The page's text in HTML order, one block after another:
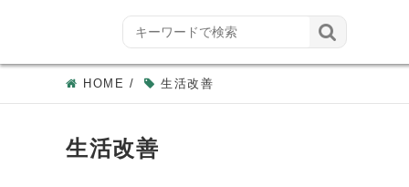

HOME / 生活改善
生活改善